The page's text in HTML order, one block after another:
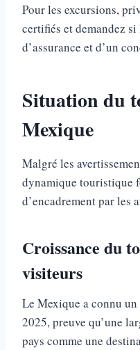
Pour les excursions,
certifiés et demandez
d’assurance et d’un
Situation du
Mexique
Malgré les
dynamique touristique
d’encadrement par les
Croissance du
visiteurs
Le Mexique a connu
2025, preuve qu’une
pays comme une